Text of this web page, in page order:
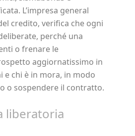
L’impresa general
credito, verifica che ogni
perché una
o frenare le
aggiornatissimo in
e chi è in mora, in modo
o sospendere il contratto.
liberatoria